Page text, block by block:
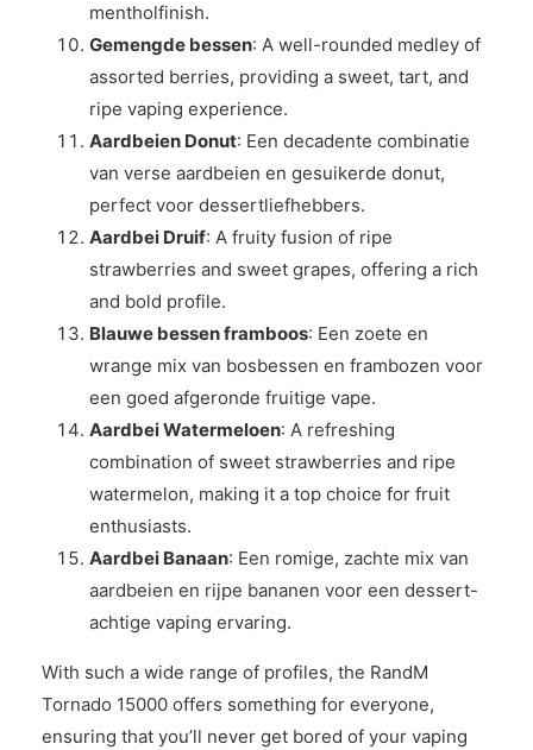
mentholfinish.
Gemengde bessen: A well-rounded medley of
assorted berries, providing a sweet, tart, and
ripe vaping experience.
Aardbeien Donut: Een decadente combinatie
van verse aardbeien en gesuikerde donut,
perfect voor dessertliefhebbers.
Aardbei Druif: A fruity fusion of ripe
strawberries and sweet grapes, offering a rich
and bold profile.
Blauwe bessen framboos: Een zoete en
wrange mix van bosbessen en frambozen voor
een goed afgeronde fruitige vape.
Aardbei Watermeloen: A refreshing
combination of sweet strawberries and ripe
watermelon, making it a top choice for fruit
enthusiasts.
Aardbei Banaan: Een romige, zachte mix van
aardbeien en rijpe bananen voor een dessert-
achtige vaping ervaring.
With such a wide range of profiles, the RandM
Tornado 15000 offers something for everyone,
ensuring that you’ll never get bored of your vaping